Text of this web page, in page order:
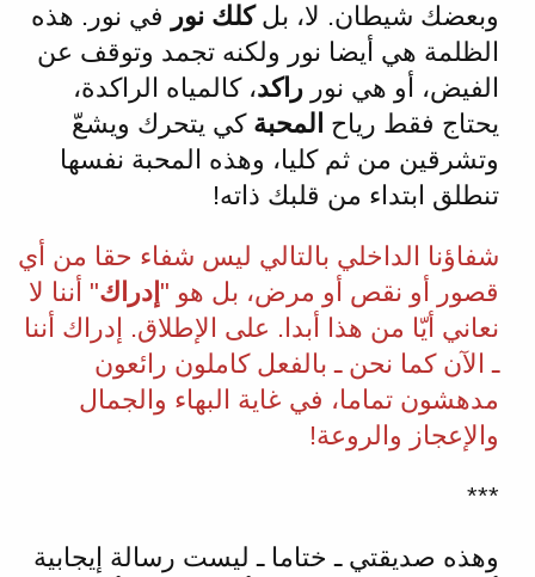
وبعضك شيطان. لا، بلكلك نور في نور. هذه
الظلمة هي أيضا نور ولكنه تجمد وتوقف عن
الفيض، أو هي نور راكد، كالمياه الراكدة،
يحتاج فقط رياح المحبة كي يتحرك ويشعّ
وتشرقين من ثم كليا، وهذه المحبة نفسها
تنطلق ابتداء من قلبك ذاته!
شفاؤنا الداخلي بالتالي ليس شفاء حقا من أي
قصور أو نقص أو مرض، بل هو " إدراك" أننا لا
نعاني أيّا من هذا أبدا. على الإطلاق. إدراك أننا
ـ الآن كما نحن ـ بالفعل كاملون رائعون
مدهشون تماما، في غاية البهاء والجمال
والإعجاز والروعة!
***
وهذه صديقتي ـ ختاما ـ ليست رسالة إيجابية